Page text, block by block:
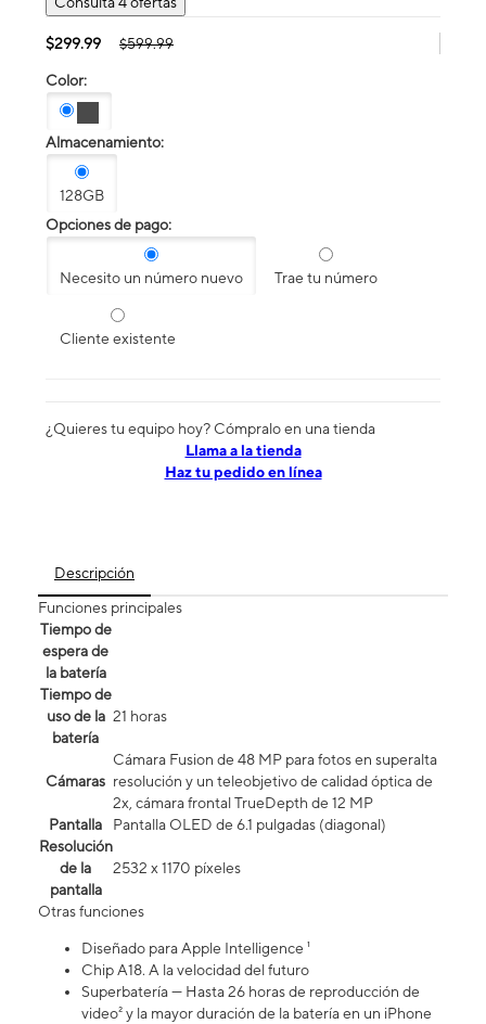
$299.99 $599.99
Color:
Almacenamiento:
128GB
Opciones de pago:
Necesito un número nuevo Trae tu número
Cliente existente
¿Quieres tu equipo hoy? Cómpralo en una tienda
​​​​​​​Llama a la tienda
Haz tu pedido en línea
Descripción
Funciones principales
Tiempo de
espera de
la batería
Tiempo de
uso de la
batería
21 horas
Cámaras
Cámara Fusion de 48 MP para fotos en superalta
resolución y un teleobjetivo de calidad óptica de
2x, cámara frontal TrueDepth de 12 MP
Pantalla
Pantalla OLED de 6.1 pulgadas (diagonal)
Resolución
de la
pantalla
2532 x 1170 píxeles
Otras funciones
Diseñado para Apple Intelligence ¹
Chip A18. A la velocidad del futuro
Superbatería — Hasta 26 horas de reproducción de
video² y la mayor duración de la batería en un iPhone